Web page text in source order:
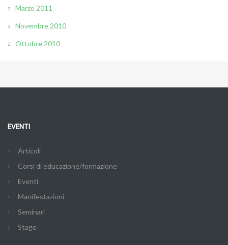
Marzo 2011
Novembre 2010
Ottobre 2010
EVENTI
Articoli
Corsi di educazione/formazione
Eventi
Manifestazioni
Seminari
Stage